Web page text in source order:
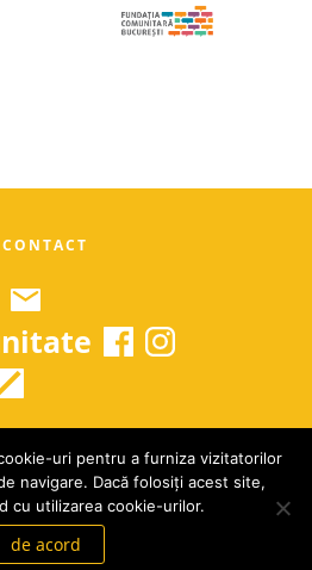
CONTACT
Grow Up Romania
uri pentru a furniza vizitatorilor
navigare. Dacă folosiți acest site,
cu utilizarea cookie-urilor.
de acord